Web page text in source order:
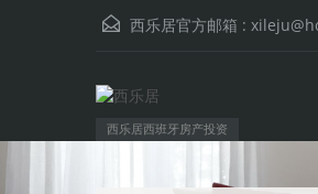
西乐居官方邮箱 :
西乐居西班牙房产投资